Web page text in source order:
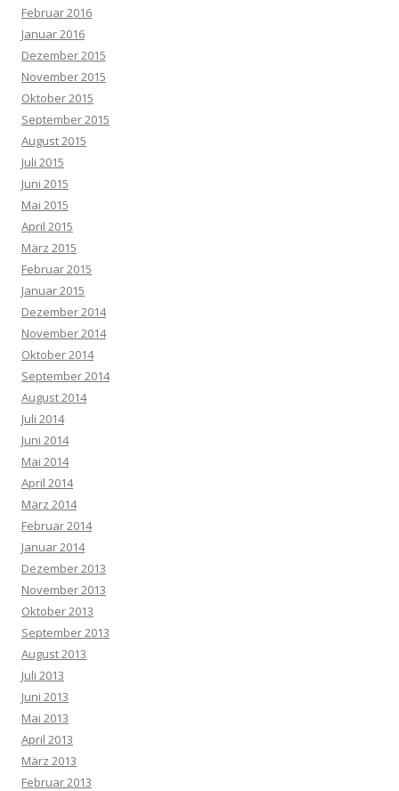
Februar 2016
Januar 2016
Dezember 2015
November 2015
Oktober 2015
September 2015
August 2015
Juli 2015
Juni 2015
Mai 2015
April 2015
März 2015
Februar 2015
Januar 2015
Dezember 2014
November 2014
Oktober 2014
September 2014
August 2014
Juli 2014
Juni 2014
Mai 2014
April 2014
März 2014
Februar 2014
Januar 2014
Dezember 2013
November 2013
Oktober 2013
September 2013
August 2013
Juli 2013
Juni 2013
Mai 2013
April 2013
März 2013
Februar 2013